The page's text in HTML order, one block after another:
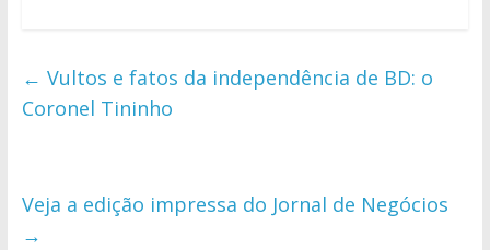
← Vultos e fatos da independência de BD: o
Coronel Tininho
Veja a edição impressa do Jornal de Negócios
→